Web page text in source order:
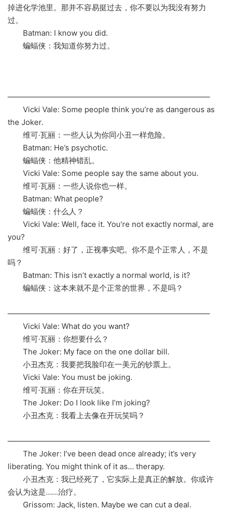
掉进化学池里。那并不容易挺过去，你不要以为我没有努力
过。
Batman: I know you did.
蝙蝠侠：我知道你努力过。
——————————————————————————–
Vicki Vale: Some people think you’re as dangerous as
the Joker.
维可·瓦丽：一些人认为你同小丑一样危险。
Batman: He’s psychotic.
蝙蝠侠：他精神错乱。
Vicki Vale: Some people say the same about you.
维可·瓦丽：一些人说你也一样。
Batman: What people?
蝙蝠侠：什么人？
Vicki Vale: Well, face it. You’re not exactly normal, are
you?
维可·瓦丽：好了，正视事实吧。你不是个正常人，不是
吗？
Batman: This isn’t exactly a normal world, is it?
蝙蝠侠：这本来就不是个正常的世界，不是吗？
——————————————————————————–
Vicki Vale: What do you want?
维可·瓦丽：你想要什么？
The Joker: My face on the one dollar bill.
小丑杰克：我要把我脸印在一美元的钞票上。
Vicki Vale: You must be joking.
维可·瓦丽：你在开玩笑。
The Joker: Do I look like I’m joking?
小丑杰克：我看上去像在开玩笑吗？
——————————————————————————–
The Joker: I’ve been dead once already; it’s very
liberating. You might think of it as… therapy.
小丑杰克：我已经死了，它实际上是真正的解放。你或许
会认为这是……治疗。
Grissom: Jack, listen. Maybe we can cut a deal.